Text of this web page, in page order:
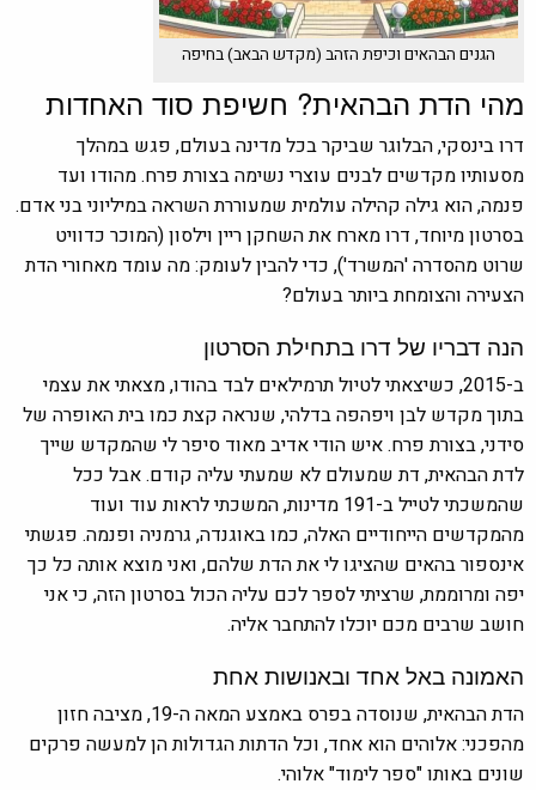
הגנים הבהאים וכיפת הזהב (מקדש הבאב) בחיפה
מהי הדת הבהאית? חשיפת סוד האחדות
דרו בינסקי, הבלוגר שביקר בכל מדינה בעולם, פגש במהלך
מסעותיו מקדשים לבנים עוצרי נשימה בצורת פרח. מהודו ועד
פנמה, הוא גילה קהילה עולמית שמעוררת השראה במיליוני בני אדם.
בסרטון מיוחד, דרו מארח את השחקן ריין וילסון (המוכר כדוויט
שרוט מהסדרה 'המשרד'), כדי להבין לעומק: מה עומד מאחורי הדת
הצעירה והצומחת ביותר בעולם?
הנה דבריו של דרו בתחילת הסרטון
ב-2015, כשיצאתי לטיול תרמילאים לבד בהודו, מצאתי את עצמי
בתוך מקדש לבן ויפהפה בדלהי, שנראה קצת כמו בית האופרה של
סידני, בצורת פרח. איש הודי אדיב מאוד סיפר לי שהמקדש שייך
לדת הבהאית, דת שמעולם לא שמעתי עליה קודם. אבל ככל
שהמשכתי לטייל ב-191 מדינות, המשכתי לראות עוד ועוד
מהמקדשים הייחודיים האלה, כמו באוגנדה, גרמניה ופנמה. פגשתי
אינספור בהאים שהציגו לי את הדת שלהם, ואני מוצא אותה כל כך
יפה ומרוממת, שרציתי לספר לכם עליה הכול בסרטון הזה, כי אני
חושב שרבים מכם יוכלו להתחבר אליה.
האמונה באל אחד ובאנושות אחת
הדת הבהאית, שנוסדה בפרס באמצע המאה ה-19, מציבה חזון
מהפכני: אלוהים הוא אחד, וכל הדתות הגדולות הן למעשה פרקים
שונים באותו "ספר לימוד" אלוהי.